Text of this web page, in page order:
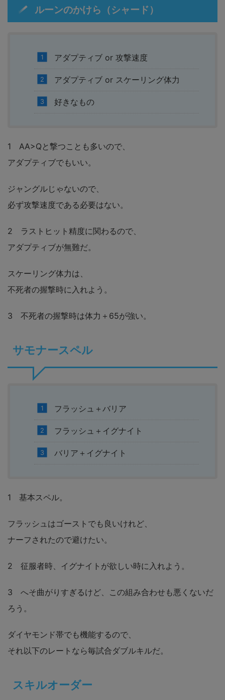
ルーンのかけら（シャード）
アダプティブ or 攻撃速度
アダプティブ or スケーリング体力
好きなもの
1 AA>Qと撃つことも多いので、
アダプティブでもいい。
ジャングルじゃないので、
必ず攻撃速度である必要はない。
2 ラストヒット精度に関わるので、
アダプティブが無難だ。
スケーリング体力は、
不死者の握撃時に入れよう。
3 不死者の握撃時は体力＋65が強い。
サモナースペル
フラッシュ＋バリア
フラッシュ＋イグナイト
バリア＋イグナイト
1 基本スペル。
フラッシュはゴーストでも良いけれど、
ナーフされたので避けたい。
2 征服者時、イグナイトが欲しい時に入れよう。
3 へそ曲がりすぎるけど、この組み合わせも悪くないだ
ろう。
ダイヤモンド帯でも機能するので、
それ以下のレートなら毎試合ダブルキルだ。
スキルオーダー